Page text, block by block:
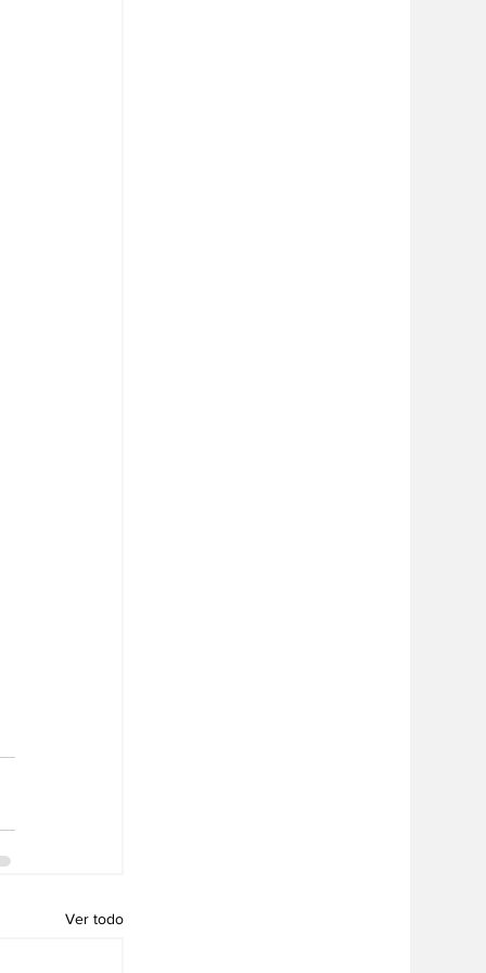
Ver todo